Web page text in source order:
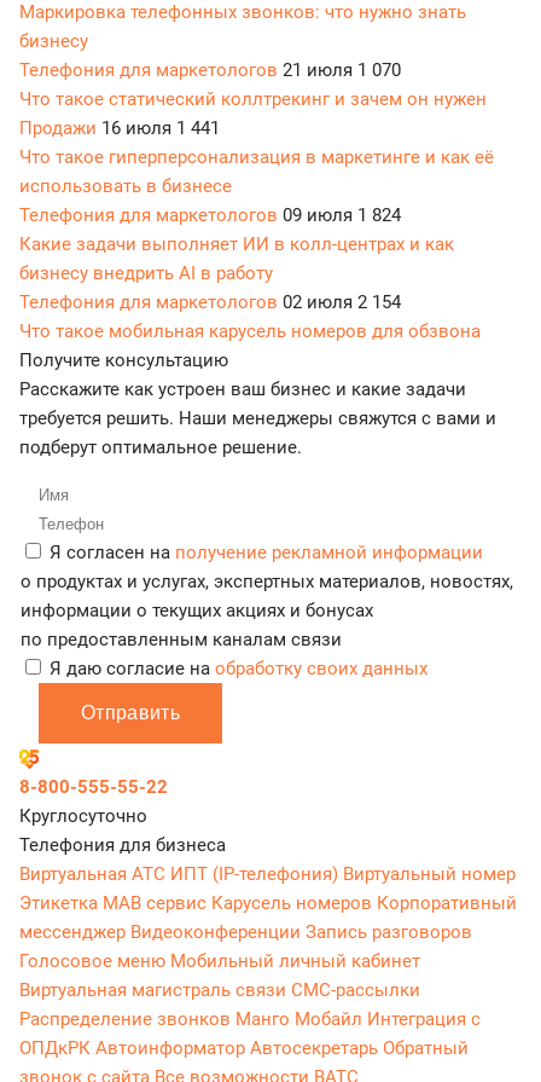
Маркировка телефонных звонков: что нужно знать
бизнесу
Телефония для маркетологов 21 июля 1 070
Что такое статический коллтрекинг и зачем он нужен
Продажи 16 июля 1 441
Что такое гиперперсонализация в маркетинге и как её
использовать в бизнесе
Телефония для маркетологов 09 июля 1 824
Какие задачи выполняет ИИ в колл-центрах и как
бизнесу внедрить AI в работу
Телефония для маркетологов 02 июля 2 154
Что такое мобильная карусель номеров для обзвона
Получите консультацию
Расскажите как устроен ваш бизнес и какие задачи
требуется решить. Наши менеджеры свяжутся с вами и
подберут оптимальное решение.
Я согласен на получение рекламной информации
о продуктах и услугах, экспертных материалов, новостях,
информации о текущих акциях и бонусах
по предоставленным каналам связи
Я даю согласие на обработку своих данных
Отправить
8-800-555-55-22
Круглосуточно
Телефония для бизнеса
Виртуальная АТС ИПТ (IP-телефония) Виртуальный номер
Этикетка МАВ сервис Карусель номеров Корпоративный
мессенджер Видеоконференции Запись разговоров
Голосовое меню Мобильный личный кабинет
Виртуальная магистраль связи СМС-рассылки
Распределение звонков Манго Мобайл Интеграция с
ОПДкРК Автоинформатор Автосекретарь Обратный
звонок с сайта Все возможности ВАТС